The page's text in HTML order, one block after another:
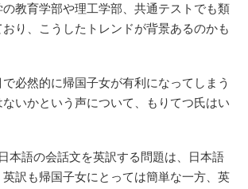
の教育学部や理工学部、共通テストでも類
り、こうしたトレンドが背景あるのかも
必然的に帰国子女が有利になってしまう
いかという声について、もりてつ氏はい
本語の会話文を英訳する問題は、日本語
訳も帰国子女にとっては簡単な一方、英